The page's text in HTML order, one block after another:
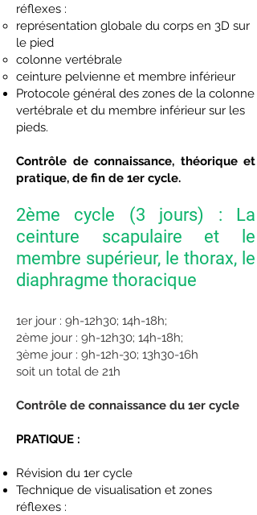
réflexes :
représentation globale du corps en 3D sur
le pied
colonne vertébrale
ceinture pelvienne et membre inférieur
Protocole général des zones de la colonne
vertébrale et du membre inférieur sur les
pieds.
Contrôle de connaissance, théorique et
pratique, de fin de 1er cycle.
2ème cycle (3 jours) : La
ceinture scapulaire et le
membre supérieur, le thorax, le
diaphragme thoracique
1er jour : 9h-12h30; 14h-18h;
2ème jour : 9h-12h30; 14h-18h;
3ème jour : 9h-12h-30; 13h30-16h
soit un total de 21h
Contrôle de connaissance du 1er cycle
PRATIQUE :
Révision du 1er cycle
Technique de visualisation et zones
réflexes :